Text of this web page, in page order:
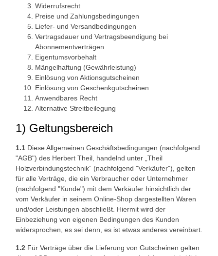
Widerrufsrecht
Preise und Zahlungsbedingungen
Liefer- und Versandbedingungen
Vertragsdauer und Vertragsbeendigung bei
Abonnementverträgen
Eigentumsvorbehalt
Mängelhaftung (Gewährleistung)
Einlösung von Aktionsgutscheinen
Einlösung von Geschenkgutscheinen
Anwendbares Recht
Alternative Streitbeilegung
1) Geltungsbereich
1.1 Diese Allgemeinen Geschäftsbedingungen (nachfolgend
"AGB") des Herbert Theil, handelnd unter „Theil
Holzverbindungstechnik“ (nachfolgend "Verkäufer"), gelten
für alle Verträge, die ein Verbraucher oder Unternehmer
(nachfolgend "Kunde") mit dem Verkäufer hinsichtlich der
vom Verkäufer in seinem Online-Shop dargestellten Waren
und/oder Leistungen abschließt. Hiermit wird der
Einbeziehung von eigenen Bedingungen des Kunden
widersprochen, es sei denn, es ist etwas anderes vereinbart.
1.2 Für Verträge über die Lieferung von Gutscheinen gelten